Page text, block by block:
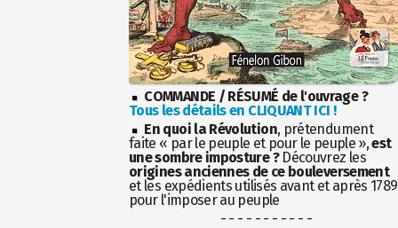
COMMANDE / RÉSUMÉ de l'ouvrage ?
Tous les détails en CLIQUANT ICI !
En quoi la Révolution, prétendument
faite « par le peuple et pour le peuple »,est
une sombre imposture ?Découvrez les
origines anciennes de ce bouleversement
et les expédients utilisés avant et après 1789
pour l'imposer au peuple
- - - - - - - - - - -